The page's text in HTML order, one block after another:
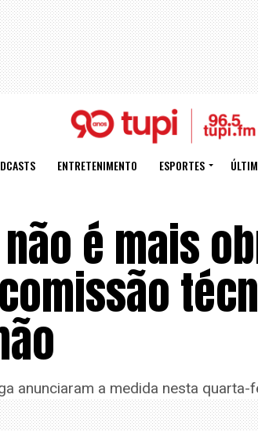
ENTRETENIMENTO ESPORTES
é mais
anunciaram a medida nesta quarta-